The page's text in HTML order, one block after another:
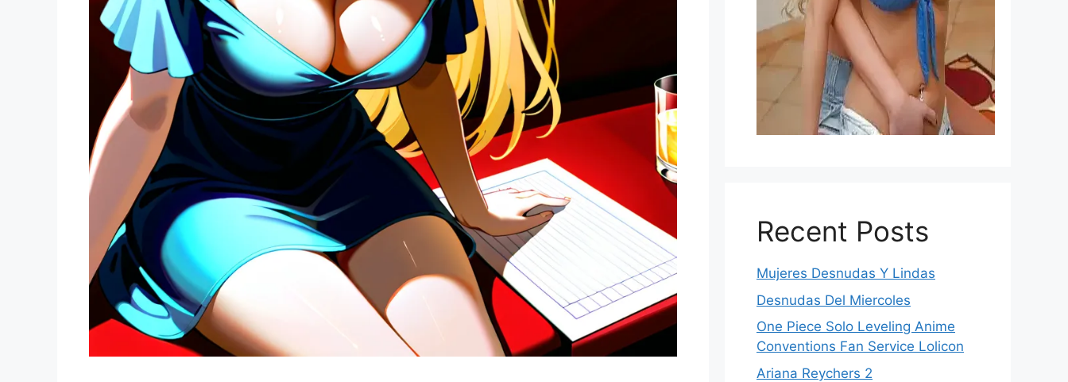
Recent Posts
Mujeres Desnudas Y Lindas
Desnudas Del Miercoles
One Piece Solo Leveling Anime
Conventions Fan Service Lolicon
Ariana Reychers 2